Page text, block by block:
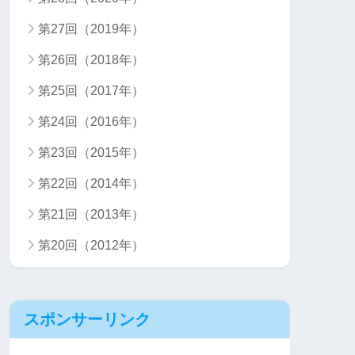
第27回（2019年）
第26回（2018年）
第25回（2017年）
第24回（2016年）
第23回（2015年）
第22回（2014年）
第21回（2013年）
第20回（2012年）
スポンサーリンク